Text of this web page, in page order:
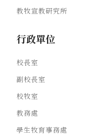
教牧宣教研究所
行政單位
校長室
副校長室
校牧室
教務處
學生牧育事務處